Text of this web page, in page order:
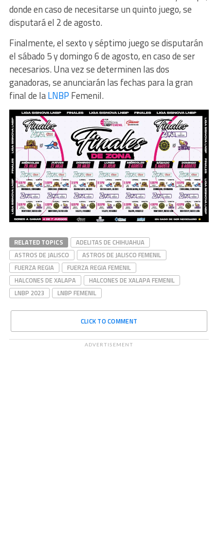
donde en caso de necesitarse un quinto juego, se
disputará el 2 de agosto.
Finalmente, el sexto y séptimo juego se disputarán
el sábado 5 y domingo 6 de agosto, en caso de ser
necesarios. Una vez se determinen las dos
ganadoras, se anunciarán las fechas para la gran
final de laLNBPFemenil.
RELATED TOPICS
ADELITAS DE CHIHUAHUA
ASTROS DE JALISCO
ASTROS DE JALISCO FEMENIL
FUERZA REGIA
FUERZA REGIA FEMENIL
HALCONES DE XALAPA
HALCONES DE XALAPA FEMENIL
LNBP 2023
LNBP FEMENIL
CLICK TO COMMENT
ADVERTISEMENT